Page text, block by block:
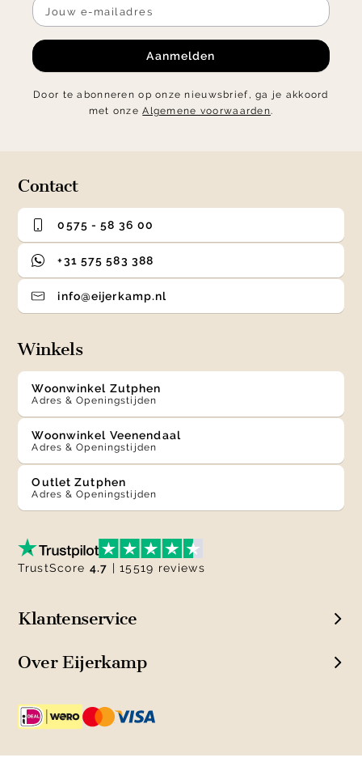
Aanmelden
Door te abonneren op onze nieuwsbrief, ga je akkoord
met onzeAlgemene voorwaarden.
Contact
0575 - 58 36 00
+31 575 583 388
info@eijerkamp.nl
Winkels
Woonwinkel Zutphen
Adres & Openingstijden
Woonwinkel Veenendaal
Adres & Openingstijden
Outlet Zutphen
Adres & Openingstijden
Klantenservice
Over Eijerkamp
TrustScore 4.7 | 15519 reviews